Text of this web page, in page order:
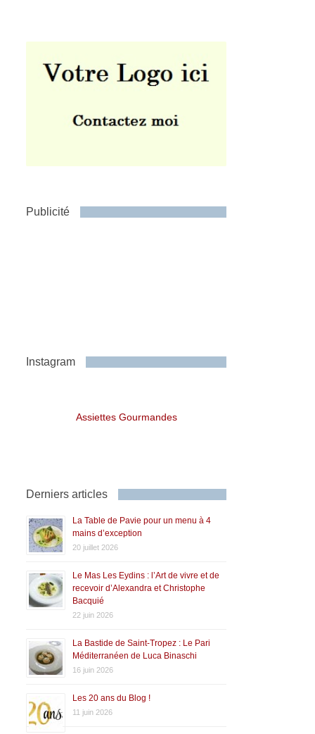
Publicité
Instagram
Assiettes Gourmandes
Derniers articles
La Table de Pavie pour un menu à 4
mains d’exception
20 juillet 2026
Le Mas Les Eydins : l’Art de vivre et de
recevoir d’Alexandra et Christophe
Bacquié
22 juin 2026
La Bastide de Saint-Tropez : Le Pari
Méditerranéen de Luca Binaschi
16 juin 2026
Les 20 ans du Blog !
11 juin 2026